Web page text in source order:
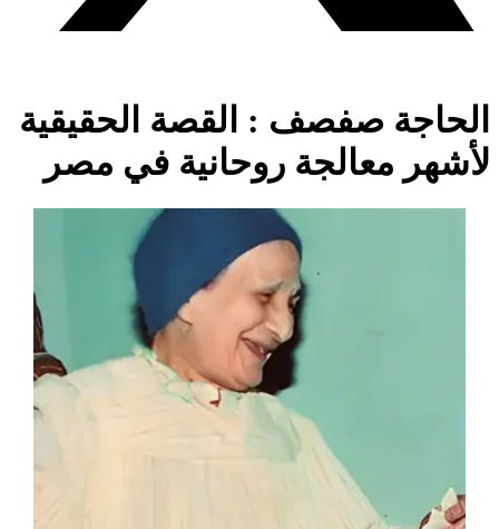
الحاجة صفصف : القصة الحقيقية
لأشهر معالجة روحانية في مصر